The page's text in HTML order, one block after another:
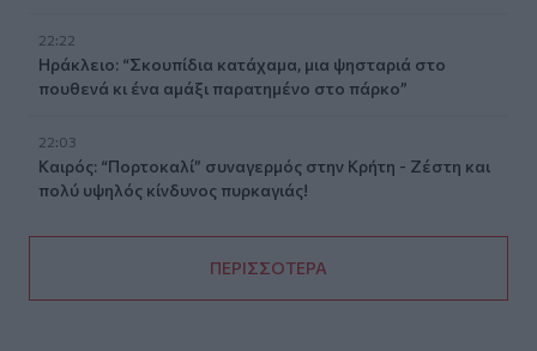
22:22
Ηράκλειο: “Σκουπίδια κατάχαμα, μια ψησταριά στο
πουθενά κι ένα αμάξι παρατημένο στο πάρκο”
22:03
Καιρός: “Πορτοκαλί” συναγερμός στην Κρήτη - Ζέστη και
πολύ υψηλός κίνδυνος πυρκαγιάς!
ΠΕΡΙΣΣΟΤΕΡΑ